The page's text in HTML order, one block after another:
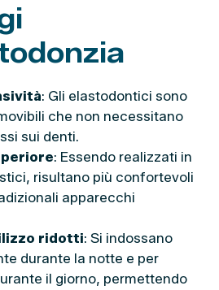
: Gli elastodontici sono
che non necessitano
sui denti.
: Essendo realizzati in
risultano più confortevoli
apparecchi
ridotti: Si indossano
durante la notte e per
il giorno, permettendo